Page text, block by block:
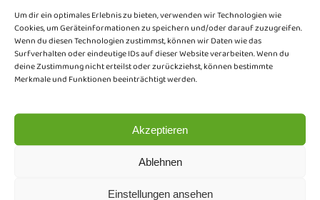
Um dir ein optimales Erlebnis zu bieten, verwenden wir Technologien wie
Cookies, um Geräteinformationen zu speichern und/oder darauf zuzugreifen.
Wenn du diesen Technologien zustimmst, können wir Daten wie das
Surfverhalten oder eindeutige IDs auf dieser Website verarbeiten. Wenn du
deine Zustimmung nicht erteilst oder zurückziehst, können bestimmte
Merkmale und Funktionen beeinträchtigt werden.
Akzeptieren
Ablehnen
Einstellungen ansehen
Kitten
Newsletter
Trag dich ein und erhalte Neuigkeiten rund um
unsere Honeybears, Wurfankündigungen, Kitten-
Updates und kleine Einblicke hinter die Kulissen.
Keine Werbung, nur liebevoll ausgesuchte Infos.